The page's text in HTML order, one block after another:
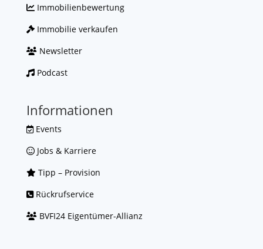
Immobilienbewertung
Immobilie verkaufen
Newsletter
Podcast
Informationen
Events
Jobs & Karriere
Tipp – Provision
Rückrufservice
BVFI24 Eigentümer-Allianz